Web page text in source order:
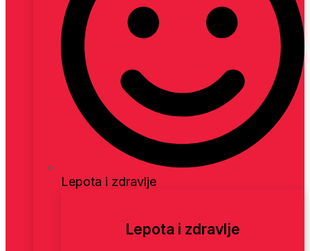
Lepota i zdravlje
Lepota i zdravlje